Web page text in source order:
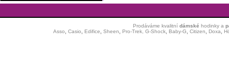
Prodáváme kvalitní dámské hodinkya
Asso
Casio Edifice Sheen Pro-Trek, G-Shock, Baby-G Citizen Doxa